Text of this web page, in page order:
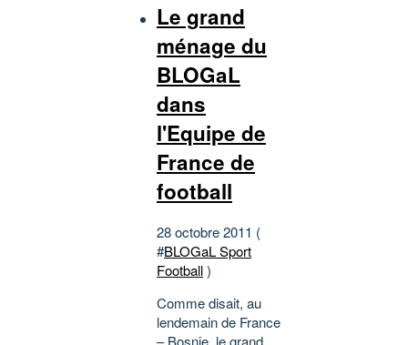
Le grand
ménage du
BLOGaL
dans
l'Equipe de
France de
football
28 octobre 2011 (
#BLOGaL Sport
Football)
Comme disait, au
lendemain de France
– Bosnie, le grand